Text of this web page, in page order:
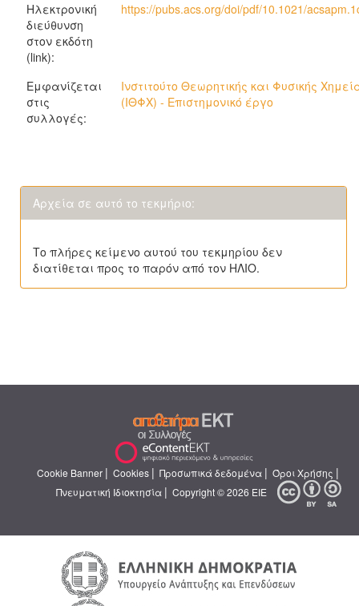
Ηλεκτρονική
διεύθυνση
στον εκδότη
(link):
https://pubs.acs.org/doi/pdf/10.1021/
Εμφανίζεται
στις
συλλογές:
Ινστιτούτο Θεωρητικής και Φυσικής
(ΙΘΦΧ) - Επιστημονικό έργο
Αρχεία σε αυτό το τεκμήριο:
Το πλήρες κείμενο αυτού του τεκμηρίου δεν
διατίθεται προς το παρόν από τον ΗΛΙΟ.
Cookie Banner | Cookies | Προσωπικά δεδομένα | Όροι Χρήσης |
Πνευματική Ιδιοκτησία | Copyright © 2026 ΕΙΕ